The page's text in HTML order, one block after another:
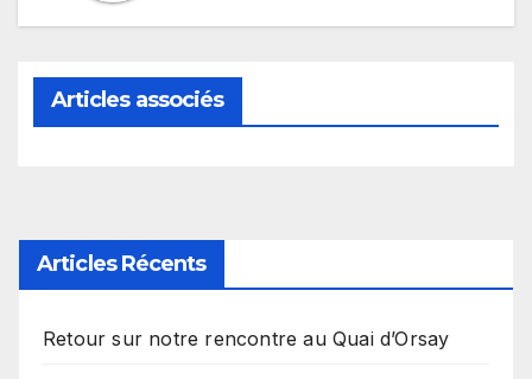
Articles associés
Articles Récents
Retour sur notre rencontre au Quai d’Orsay